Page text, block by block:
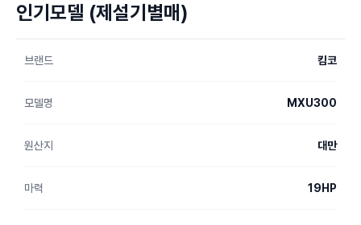
인기모델 (제설기별매)
브랜드 킴코
모델명 MXU300
원산지 대만
마력 19HP